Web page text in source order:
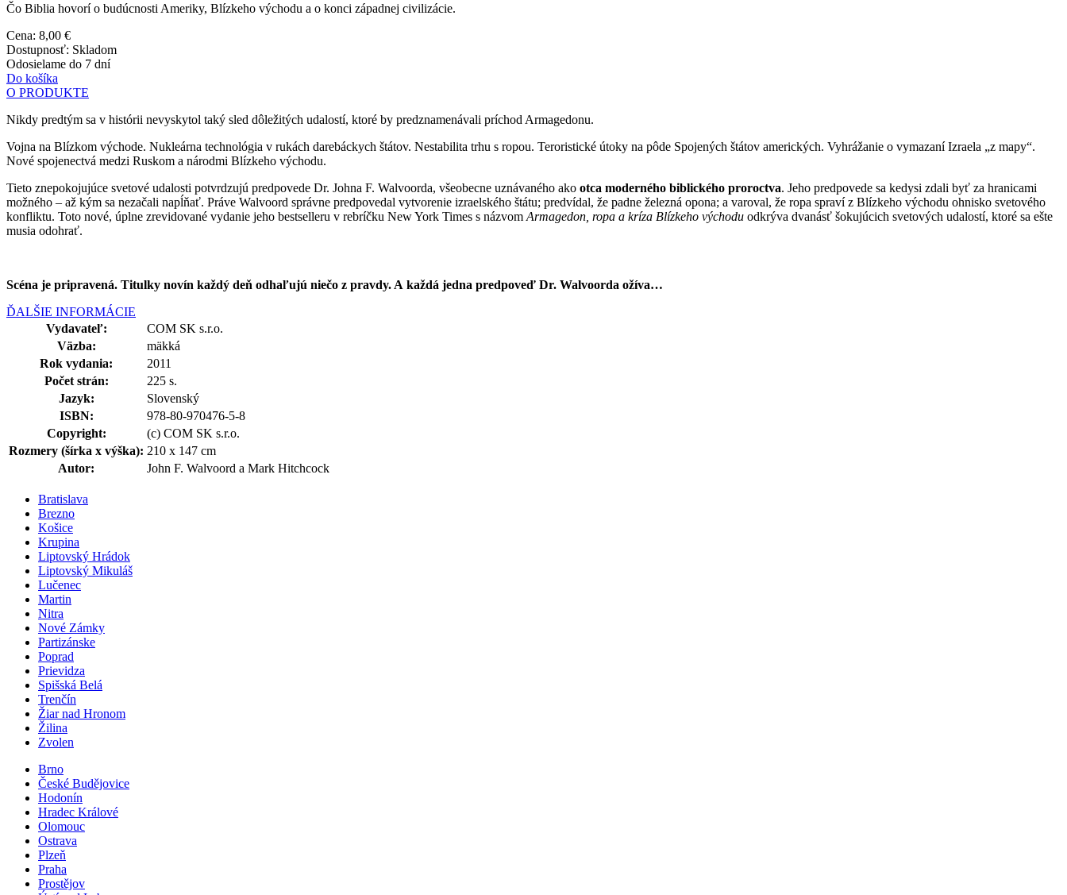
Čo Biblia hovorí o budúcnosti Ameriky, Blízkeho východu a o konci západnej civilizácie.
Cena: 8,00 €
Dostupnosť: Skladom
Odosielame do 7 dní
Do košíka
O PRODUKTE
Nikdy predtým sa v histórii nevyskytol taký sled dôležitých udalostí, ktoré by predznamenávali príchod Armagedonu.
Vojna na Blízkom východe. Nukleárna technológia v rukách darebáckych štátov. Nestabilita trhu s ropou. Teroristické útoky na pôde Spojených štátov amerických. Vyhrážanie o vymazaní Izraela „z mapy“.
Nové spojenectvá medzi Ruskom a národmi Blízkeho východu.
Tieto znepokojujúce svetové udalosti potvrdzujú predpovede Dr. Johna F. Walvoorda, všeobecne uznávaného ako otca moderného biblického proroctva. Jeho predpovede sa kedysi zdali byť za hranicami
možného – až kým sa nezačali napĺňať. Práve Walvoord správne predpovedal vytvorenie izraelského štátu; predvídal, že padne železná opona; a varoval, že ropa spraví z Blízkeho východu ohnisko svetového
konfliktu. Toto nové, úplne zrevidované vydanie jeho bestselleru v rebríčku New York Times s názvom Armagedon, ropa a kríza Blízkeho východu odkrýva dvanásť šokujúcich svetových udalostí, ktoré sa ešte
musia odohrať.
Scéna je pripravená. Titulky novín každý deň odhaľujú niečo z pravdy. A každá jedna predpoveď Dr. Walvoorda ožíva…
ĎALŠIE INFORMÁCIE
Vydavateľ:
COM SK s.r.o.
Väzba:
mäkká
Rok vydania:
2011
Počet strán:
225 s.
Jazyk:
Slovenský
ISBN:
978-80-970476-5-8
Copyright:
(c) COM SK s.r.o.
Rozmery (šírka x výška): 210 x 147 cm
Autor:
John F. Walvoord a Mark Hitchcock
Bratislava
Brezno
Košice
Krupina
Liptovský Hrádok
Liptovský Mikuláš
Lučenec
Martin
Nitra
Nové Zámky
Partizánske
Poprad
Prievidza
Spišská Belá
Trenčín
Žiar nad Hronom
Žilina
Zvolen
Brno
České Budějovice
Hodonín
Hradec Králové
Olomouc
Ostrava
Plzeň
Praha
Prostějov